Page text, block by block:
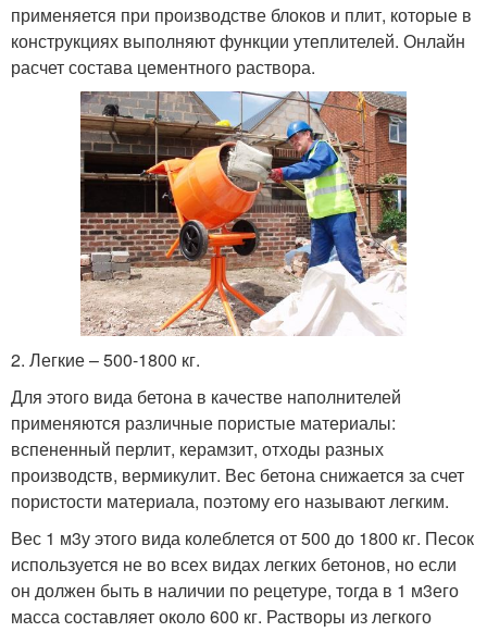
применяется при производстве блоков и плит, которые в
конструкциях выполняют функции утеплителей. Онлайн
расчет состава цементного раствора.
2. Легкие – 500-1800 кг.
Для этого вида бетона в качестве наполнителей
применяются различные пористые материалы:
вспененный перлит, керамзит, отходы разных
производств, вермикулит. Вес бетона снижается за счет
пористости материала, поэтому его называют легким.
Вес 1 м3у этого вида колеблется от 500 до 1800 кг. Песок
используется не во всех видах легких бетонов, но если
он должен быть в наличии по рецетуре, тогда в 1 м3его
масса составляет около 600 кг. Растворы из легкого